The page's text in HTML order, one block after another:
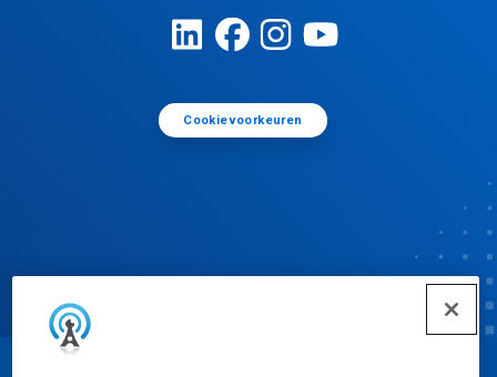
Cookievoorkeuren